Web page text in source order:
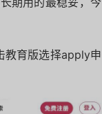
育版选择apply申